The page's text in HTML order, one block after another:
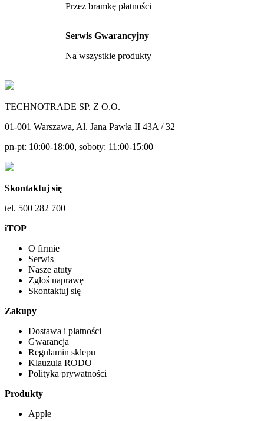
Przez bramkę płatności
Serwis Gwarancyjny
Na wszystkie produkty
TECHNOTRADE SP. Z O.O.
01-001 Warszawa, Al. Jana Pawła II 43A / 32
pn-pt: 10:00-18:00, soboty: 11:00-15:00
Skontaktuj się
tel. 500 282 700
iTOP
O firmie
Serwis
Nasze atuty
Zgłoś naprawę
Skontaktuj się
Zakupy
Dostawa i płatności
Gwarancja
Regulamin sklepu
Klauzula RODO
Polityka prywatności
Produkty
Apple